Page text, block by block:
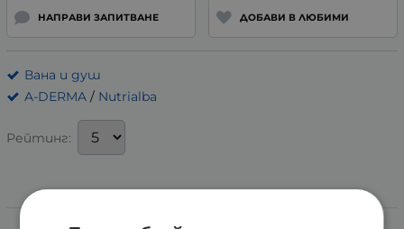
НАПРАВИ ЗАПИТВАНЕ ДОБАВИ В ЛЮБИМИ
Вана и душ
A-DERMA / Nutrialba
Рейтинг: